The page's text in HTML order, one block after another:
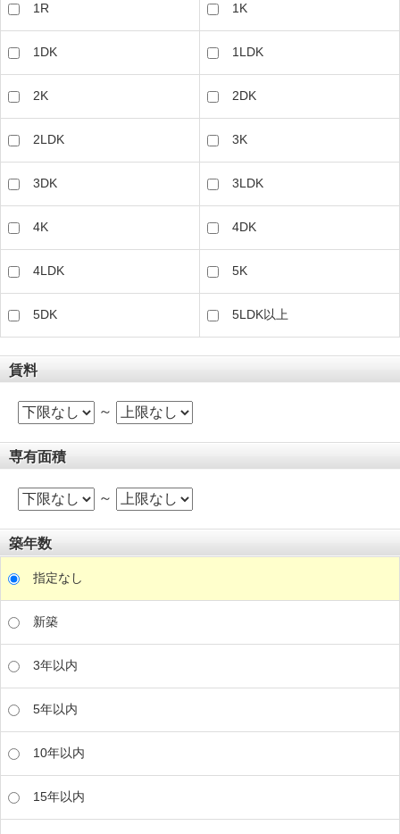
1R 1K
1DK 1LDK
2K 2DK
2LDK 3K
3DK 3LDK
4K 4DK
4LDK 5K
5DK 5LDK以上
賃料
～
専有面積
～
築年数
指定なし
新築
3年以内
5年以内
10年以内
15年以内